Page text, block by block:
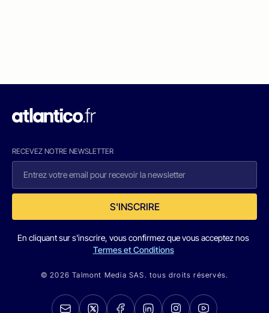
RECEVEZ NOTRE NEWSLETTER
S'INSCRIRE
En cliquant sur s'inscrire, vous confirmez que vous acceptez nos
Termes et Conditions
© 2026 Talmont Media SAS. tous droits réservés.